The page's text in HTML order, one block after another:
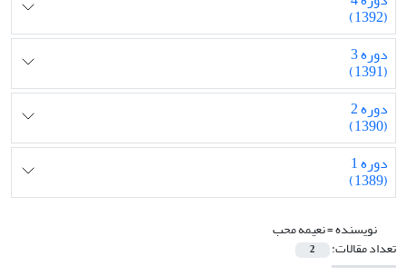
(1392)
دوره 3
(1391)
دوره 2
(1390)
دوره 1
(1389)
نویسنده =نعیمه محب
تعداد مقالات: 2